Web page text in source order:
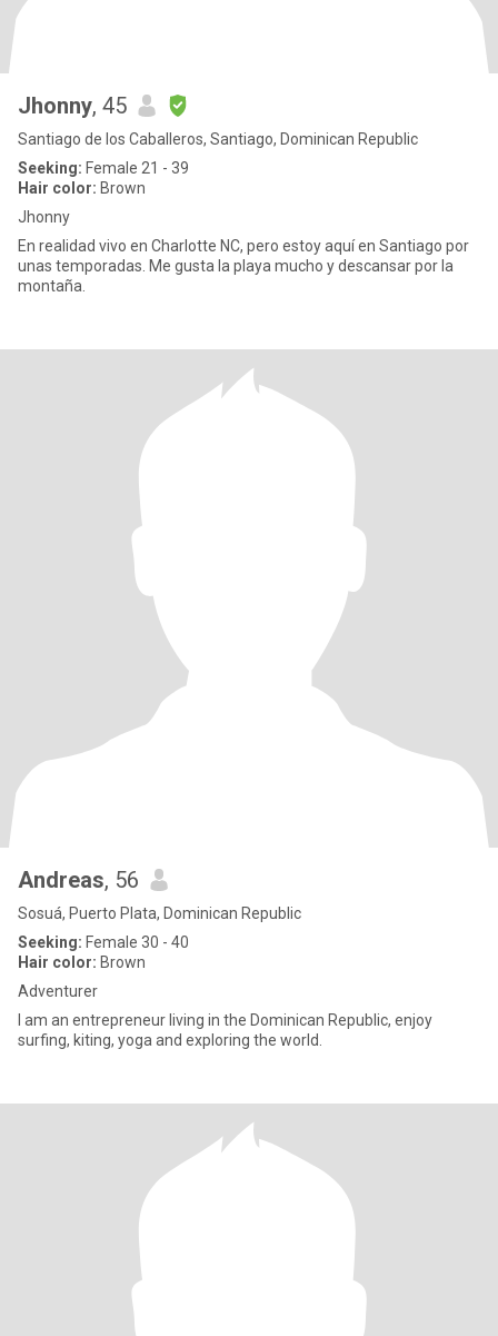
Jhonny, 45
Santiago de los Caballeros, Santiago, Dominican Republic
Seeking: Female 21 - 39
Hair color: Brown
Jhonny
En realidad vivo en Charlotte NC, pero estoy aquí en Santiago por
unas temporadas. Me gusta la playa mucho y descansar por la
montaña.
Andreas, 56
Sosuá, Puerto Plata, Dominican Republic
Seeking: Female 30 - 40
Hair color: Brown
Adventurer
I am an entrepreneur living in the Dominican Republic, enjoy
surfing, kiting, yoga and exploring the world.